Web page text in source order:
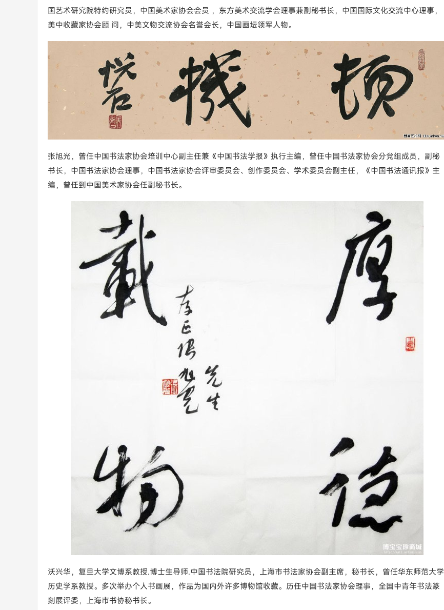
国艺术研究院特约研究员，中国美术家协会会员 ，东方美术交流学会理事兼副秘书长，中国国际文化交流中心理事，
美中收藏家协会顾 问，中美文物交流协会名誉会长，中国画坛领军人物。
张旭光，曾任中国书法家协会培训中心副主任兼《中国书法学报》执行主编，曾任中国书法家协会分党组成员，副秘
书长，中国书法家协会理事，中国书法家协会评审委员会、创作委员会、学术委员会副主任，《中国书法通讯报》主
编，曾任到中国美术家协会任副秘书长。
沃兴华，复旦大学文博系教授.博士生导师.中国书法院研究员，上海市书法家协会副主席，秘书长，曾任华东师范大学
历史学系教授。多次举办个人书画展，作品为国内外许多博物馆收藏。历任中国书法家协会理事，全国中青年书法篆
刻展评委，上海市书协秘书长。